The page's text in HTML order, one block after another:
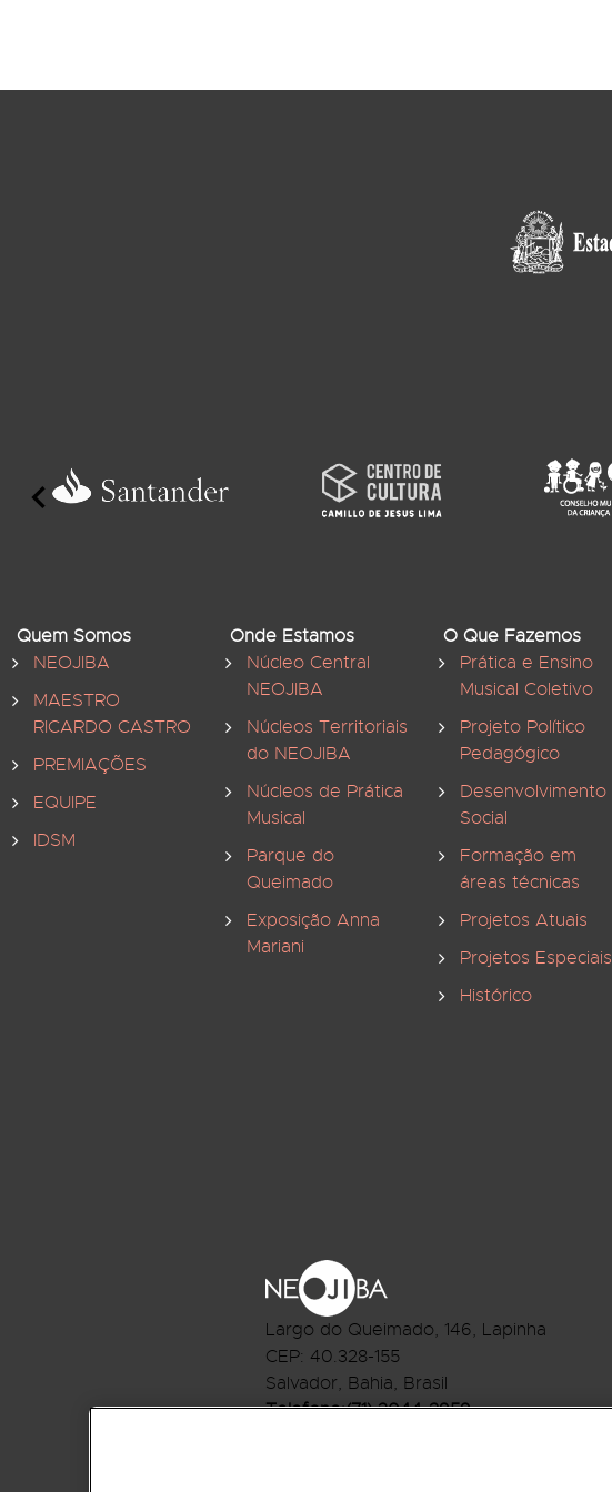
Quem Somos
NEOJIBA
MAESTRO
RICARDO CASTRO
PREMIAÇÕES
EQUIPE
IDSM
Onde Estamos
Núcleo Central
NEOJIBA
Núcleos Territoriais
do NEOJIBA
Núcleos de Prática
Musical
Parque do
Queimado
Exposição Anna
Mariani
O Que Fazemos
Prática e Ensino
Musical Coletivo
Projeto Político
Pedagógico
Desenvolvimento
Social
Formação em
áreas técnicas
Projetos Atuais
Projetos Especiais
Histórico
Largo do Queimado, 146, Lapinha
CEP: 40.328-155
Salvador, Bahia, Brasil
Telefone:(71) 3044-2959